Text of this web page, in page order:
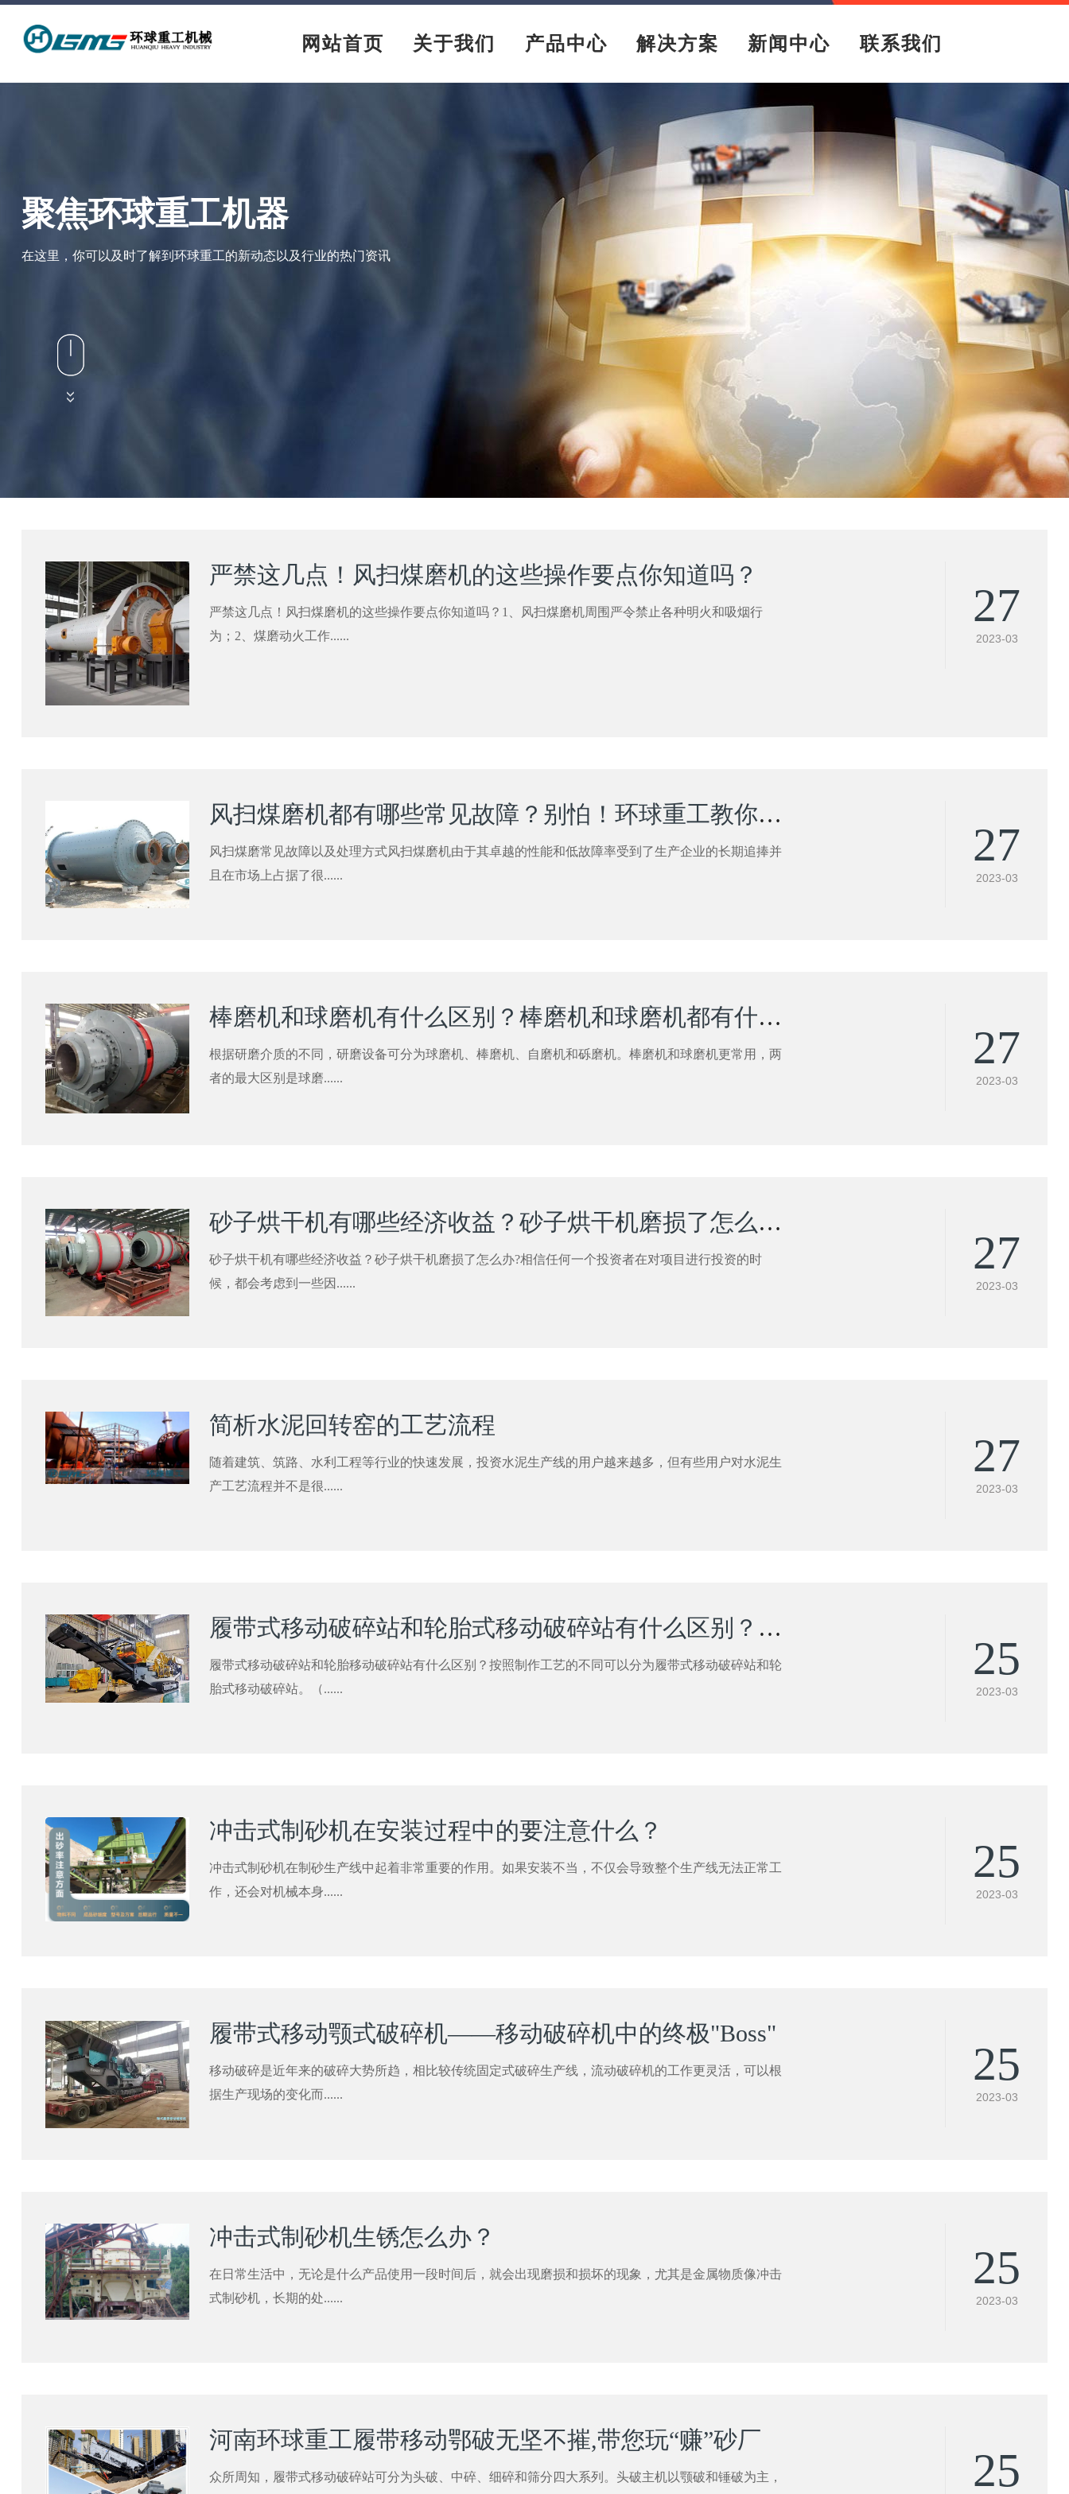
网站首页 关于我们 产品中心 解决方案 新闻中心 联系我们
聚焦环球重工机器
在这里，你可以及时了解到环球重工的新动态以及行业的热门资讯
严禁这几点！风扫煤磨机的这些操作要点你知道吗？
严禁这几点！风扫煤磨机的这些操作要点你知道吗？1、风扫煤磨机周围严令禁止各种明火和吸烟行
为；2、煤磨动火工作......
27
2023-03
风扫煤磨机都有哪些常见故障？别怕！环球重工教你见招拆招！
风扫煤磨常见故障以及处理方式风扫煤磨机由于其卓越的性能和低故障率受到了生产企业的长期追捧并
且在市场上占据了很......
27
2023-03
棒磨机和球磨机有什么区别？棒磨机和球磨机都有什么用途?
根据研磨介质的不同，研磨设备可分为球磨机、棒磨机、自磨机和砾磨机。棒磨机和球磨机更常用，两
者的最大区别是球磨......
27
2023-03
砂子烘干机有哪些经济收益？砂子烘干机磨损了怎么办?
砂子烘干机有哪些经济收益？砂子烘干机磨损了怎么办?相信任何一个投资者在对项目进行投资的时
候，都会考虑到一些因......
27
2023-03
简析水泥回转窑的工艺流程
随着建筑、筑路、水利工程等行业的快速发展，投资水泥生产线的用户越来越多，但有些用户对水泥生
产工艺流程并不是很......
27
2023-03
履带式移动破碎站和轮胎式移动破碎站有什么区别？该如何选择？
履带式移动破碎站和轮胎移动破碎站有什么区别？按照制作工艺的不同可以分为履带式移动破碎站和轮
胎式移动破碎站。（......
25
2023-03
冲击式制砂机在安装过程中的要注意什么？
冲击式制砂机在制砂生产线中起着非常重要的作用。如果安装不当，不仅会导致整个生产线无法正常工
作，还会对机械本身......
25
2023-03
履带式移动颚式破碎机——移动破碎机中的终极"Boss"
移动破碎是近年来的破碎大势所趋，相比较传统固定式破碎生产线，流动破碎机的工作更灵活，可以根
据生产现场的变化而......
25
2023-03
冲击式制砂机生锈怎么办？
在日常生活中，无论是什么产品使用一段时间后，就会出现磨损和损坏的现象，尤其是金属物质像冲击
式制砂机，长期的处......
25
2023-03
河南环球重工履带移动鄂破无坚不摧,带您玩“赚”砂厂
众所周知，履带式移动破碎站可分为头破、中碎、细碎和筛分四大系列。头破主机以颚破和锤破为主， 25